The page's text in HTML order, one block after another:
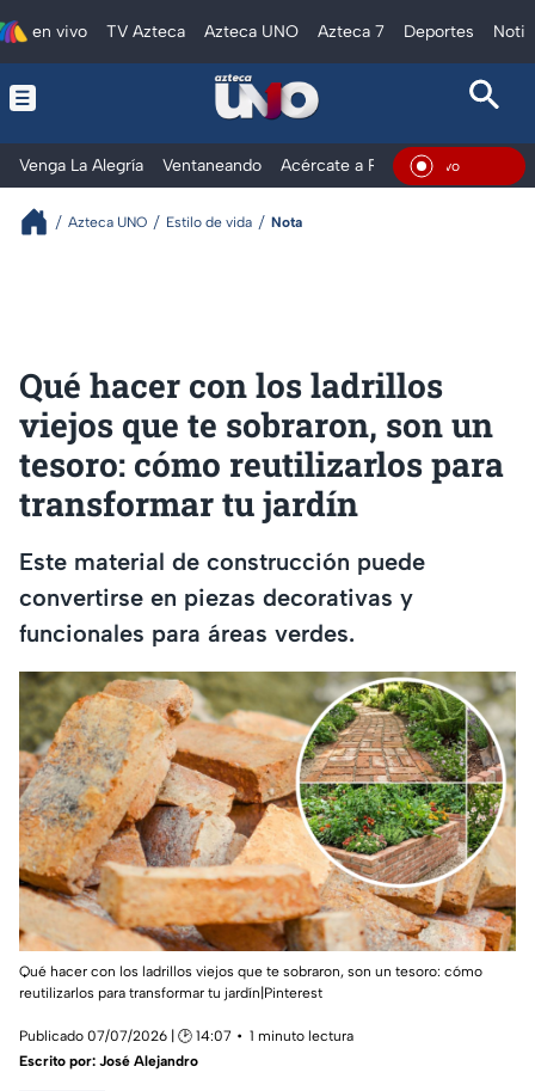
en vivo TV Azteca Azteca UNO Azteca 7 Deportes
Venga La Alegría Ventaneando Acércate a Rocío Al ExtremoEn
Azteca UNO Estilo de vida Nota
Qué hacer con los ladrillos
viejos que te sobraron, son un
tesoro: cómo reutilizarlos para
transformar tu jardín
Este material de construcción puede
convertirse en piezas decorativas y
funcionales para áreas verdes.
Qué hacer con los ladrillos viejos que te sobraron, son un tesoro: cómo
reutilizarlos para transformar tu jardín|Pinterest
Publicado 07/07/2026 | 🕑 14:07
1 minuto lectura
Escrito por: José Alejandro